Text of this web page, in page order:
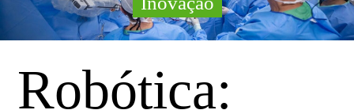
Robótica: